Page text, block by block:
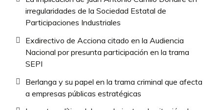
irregularidades de la Sociedad Estatal de
Participaciones Industriales
Exdirectivo de Acciona citado en la Audiencia
Nacional por presunta participación en la trama
SEPI
Berlanga y su papel en la trama criminal que afecta
a empresas públicas estratégicas